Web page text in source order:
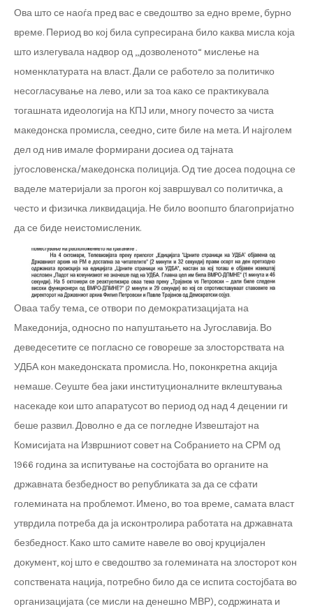
Ова што се наоѓа пред вас е сведоштво за едно време, бурно
време. Период во кој била супресирана било каква мисла која
што излегувала надвор од „дозволеното“ мислење на
номенклатурата на власт. Дали се работело за политичко
несогласување на лево, или за тоа како се практикувала
тогашната идеологија на КПЈ или, многу почесто за чиста
македонска промисла, сеедно, сите биле на мета. И најголем
дел од нив имале формирани досиеа од тајната
југословенска/македонска полиција. Од тие досеа подоцна се
ваделе материјали за прогон кој завршувал со политичка, а
често и физичка ликвидација. Не било воопшто благопријатно
да се биде неистомисленик.
Оваа табу тема, се отвори по демократизацијата на
Македонија, односно по напуштањето на Југославија. Во
деведесетите се погласно се говореше за злосторствата на
УДБА кон македонската промисла. Но, поконкретна акција
немаше. Сеуште беа јаки институционалните вклештувања
насекаде кои што апаратусот во период од над 4 децении ги
беше развил. Доволно е да се погледне Извештајот на
Комисијата на Извршниот совет на Собранието на СРМ од
1966 година за испитување на состојбата во органите на
државната безбедност во републиката за да се сфати
големината на проблемот. Имено, во тоа време, самата власт
утврдила потреба да ја исконтролира работата на државната
безбедност. Како што самите навеле во овој круцијален
документ, кој што е сведоштво за големината на злосторот кон
сопствената нација, потребно било да се испита состојбата во
организацијата (се мисли на денешно МВР), содржината и